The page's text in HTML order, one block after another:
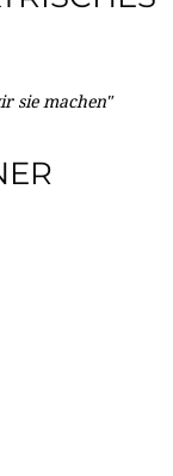
sie machen"